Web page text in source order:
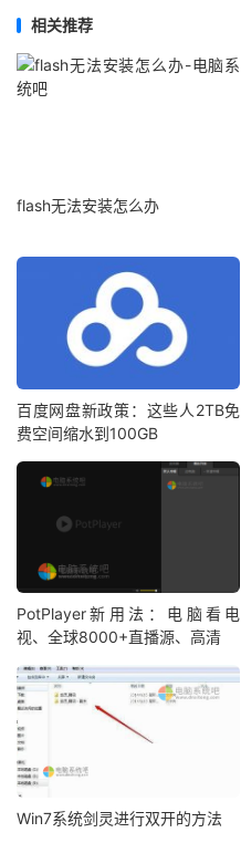
相关推荐
flash无法安装怎么办
百度网盘新政策：这些人2TB免
费空间缩水到100GB
PotPlayer新用法：电脑看电
视、全球8000+直播源、高清
Win7系统剑灵进行双开的方法